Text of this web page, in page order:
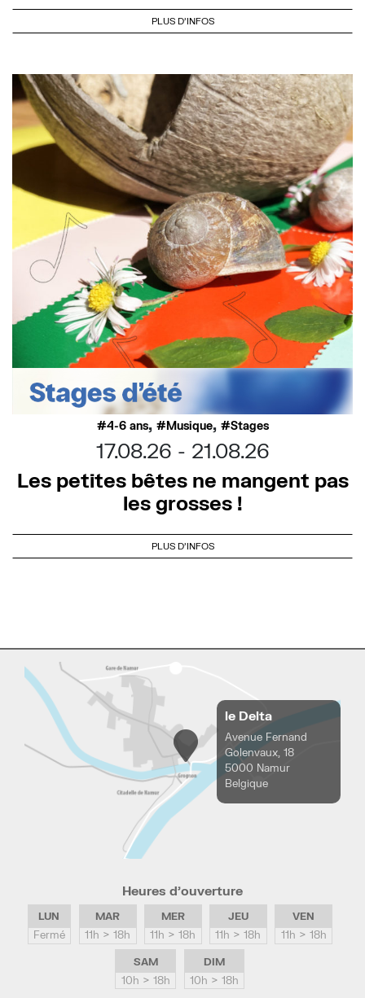
PLUS D'INFOS
4-6 ans, Musique, Stages
17.08.26
21.08.26
Les petites bêtes ne mangent pas
les grosses !
PLUS D'INFOS
le Delta
Avenue Fernand
Golenvaux, 18
5000 Namur
Belgique
Heures d’ouverture
LUN
Fermé
MAR
11h > 18h
MER
11h > 18h
JEU
11h > 18h
VEN
11h > 18h
SAM
10h > 18h
DIM
10h > 18h